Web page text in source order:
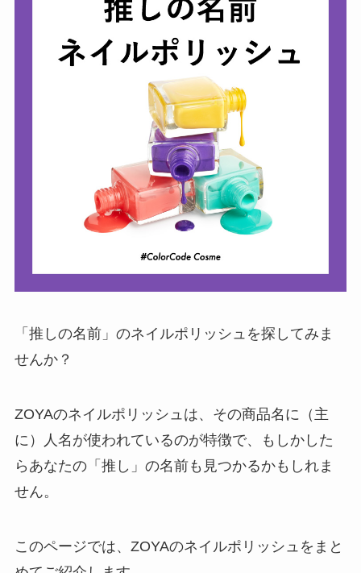
「推しの名前」のネイルポリッシュを探してみま
せんか？
ZOYAのネイルポリッシュは、その商品名に（主
に）人名が使われているのが特徴で、もしかした
らあなたの「推し」の名前も見つかるかもしれま
せん。
このページでは、ZOYAのネイルポリッシュをまと